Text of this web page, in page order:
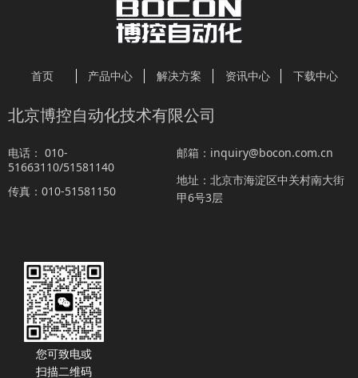
首页 产品中心 解决方案 资讯中心 下载中心
您可致电或
扫描二维码
北京博控自动化技术有限公司
电话： 010-
51663110/51581140
传真： 010-51581150
邮箱： inquiry@bocon.com.cn
地址： 北京市海淀区中关村南大街
甲6号3层